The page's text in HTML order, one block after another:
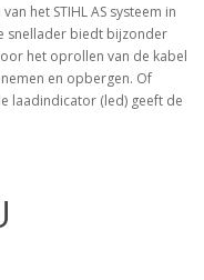
het STIHL AS systeem in
snellader biedt bijzonder
het oprollen van de kabel
en opbergen. Of
laadindicator (led) geeft de